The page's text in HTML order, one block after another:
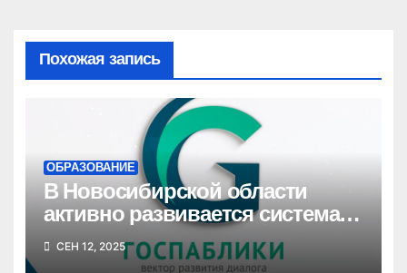
Похожая запись
ОБРАЗОВАНИЕ
В Новосибирской области
активно развивается система
госпабликов для создания
единой цифровой среды
СЕН 12, 2025